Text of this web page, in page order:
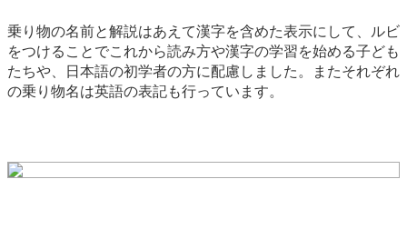
乗り物の名前と解説はあえて漢字を含めた表示にして、ルビ
をつけることでこれから読み方や漢字の学習を始める子ども
たちや、日本語の初学者の方に配慮しました。またそれぞれ
の乗り物名は英語の表記も行っています。